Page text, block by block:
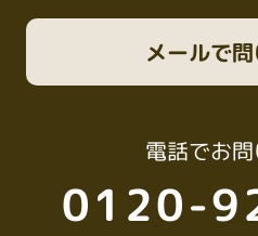
電話でお
0120-
メールで